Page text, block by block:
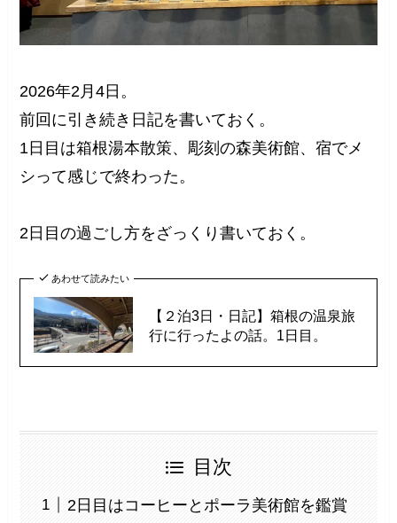
2026年2月4日。
前回に引き続き日記を書いておく。
1日目は箱根湯本散策、彫刻の森美術館、宿でメ
シって感じで終わった。
2日目の過ごし方をざっくり書いておく。
あわせて読みたい
【２泊3日・日記】箱根の温泉旅
行に行ったよの話。1日目。
目次
2日目はコーヒーとポーラ美術館を鑑賞